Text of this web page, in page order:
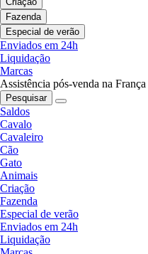
Fazenda
Especial de verão
Enviados em 24h
Liquidação
Marcas
Assistência pós-venda na França
Pesquisar
Saldos
Cavalo
Cavaleiro
Cão
Gato
Animais
Criação
Fazenda
Especial de verão
Enviados em 24h
Liquidação